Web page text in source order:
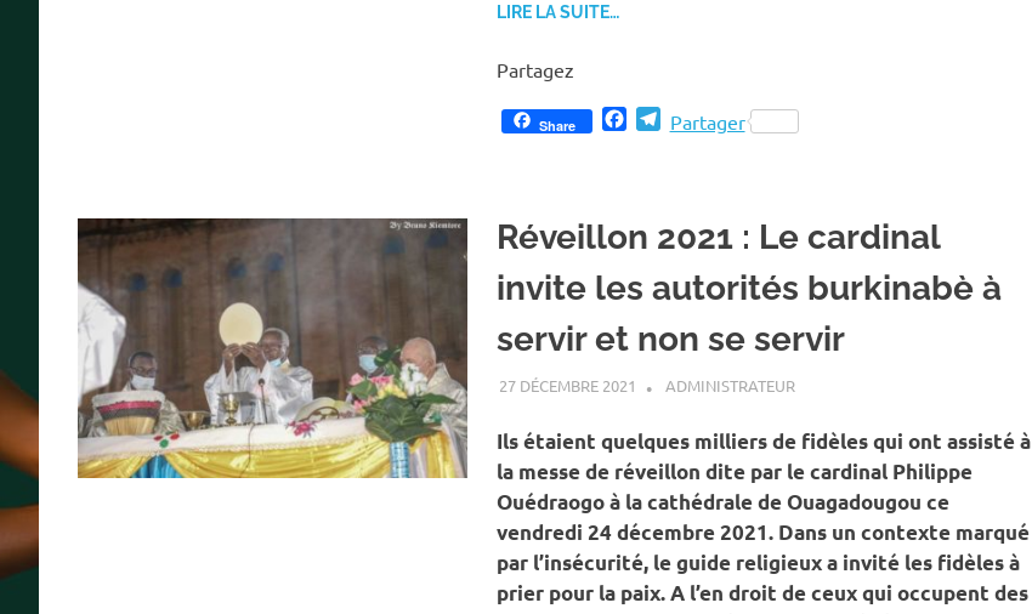
LIRE LA SUITE…
Partagez
Share FacebookTelegram
Partager
Réveillon 2021 : Le cardinal
invite les autorités burkinabè à
servir et non se servir
27 DÉCEMBRE 2021 ADMINISTRATEUR
Ils étaient quelques milliers de fidèles qui ont assisté à
la messe de réveillon dite par le cardinal Philippe
Ouédraogo à la cathédrale de Ouagadougou ce
vendredi 24 décembre 2021. Dans un contexte marqué
par l’insécurité, le guide religieux a invité les fidèles à
prier pour la paix. A l’en droit de ceux qui occupent des